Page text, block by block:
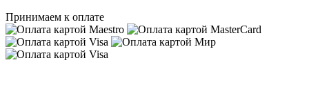
Принимаем к оплате